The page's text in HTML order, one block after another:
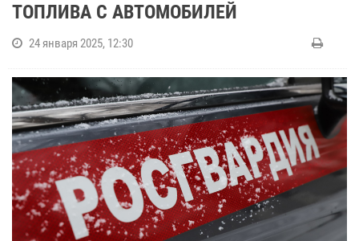
ТОПЛИВА С АВТОМОБИЛЕЙ
24 января 2025, 12:30